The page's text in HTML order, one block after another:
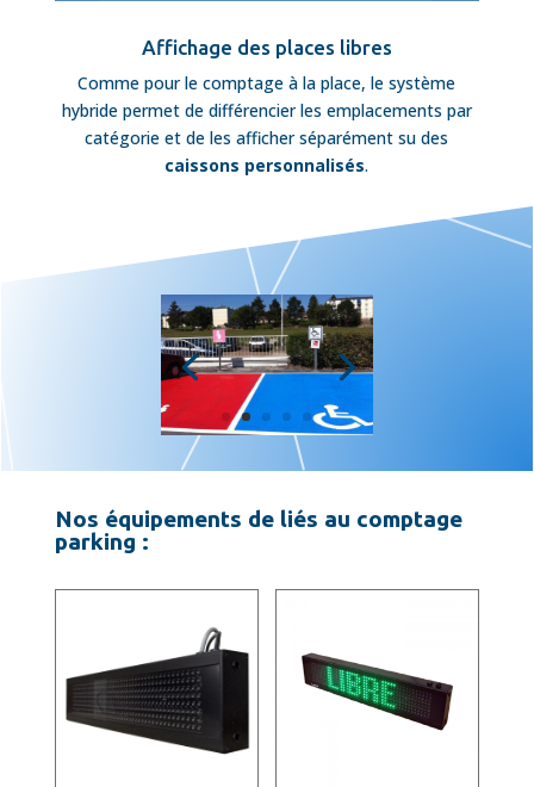
Affichage des places libres
Comme pour le comptage à la place, le système
hybride permet de différencier les emplacements par
catégorie et de les afficher séparément su des
caissons personnalisés.
Nos équipements de liés au comptage
parking :